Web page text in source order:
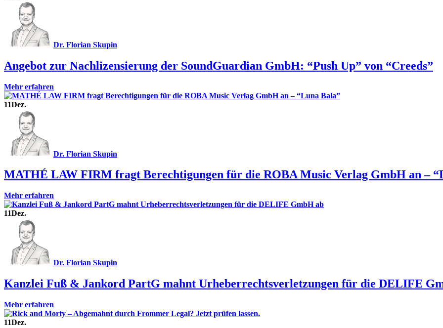
Dr. Florian Skupin
Angebot zur Nachlizensierung der SoundGuardian GmbH: “Push Up” von “Creeds”
Mehr erfahren
11Dez.
Dr. Florian Skupin
MATHÉ LAW FIRM fragt Berechtigungen für die ROBA Music Verlag GmbH an –
Mehr erfahren
11Dez.
Dr. Florian Skupin
Kanzlei Fuß & Jankord PartG mahnt Urheberrechtsverletzungen für die DELIFE
Mehr erfahren
11Dez.